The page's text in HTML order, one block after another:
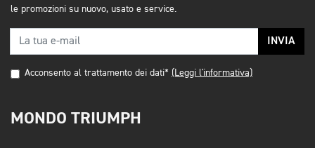
le promozioni su nuovo, usato e service.
INVIA
Acconsento al trattamento dei dati* (Leggi l'informativa)
MONDO TRIUMPH